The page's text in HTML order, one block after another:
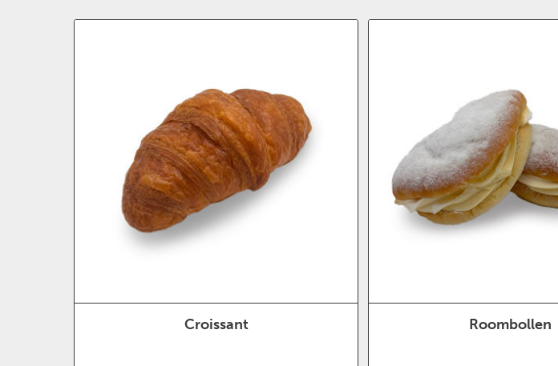
Croissant Roombollen